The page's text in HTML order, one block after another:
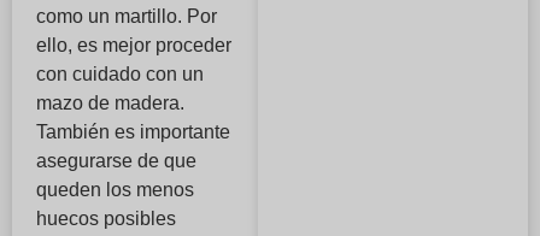
como un martillo. Por
ello, es mejor proceder
con cuidado con un
mazo de madera.
También es importante
asegurarse de que
queden los menos
huecos posibles